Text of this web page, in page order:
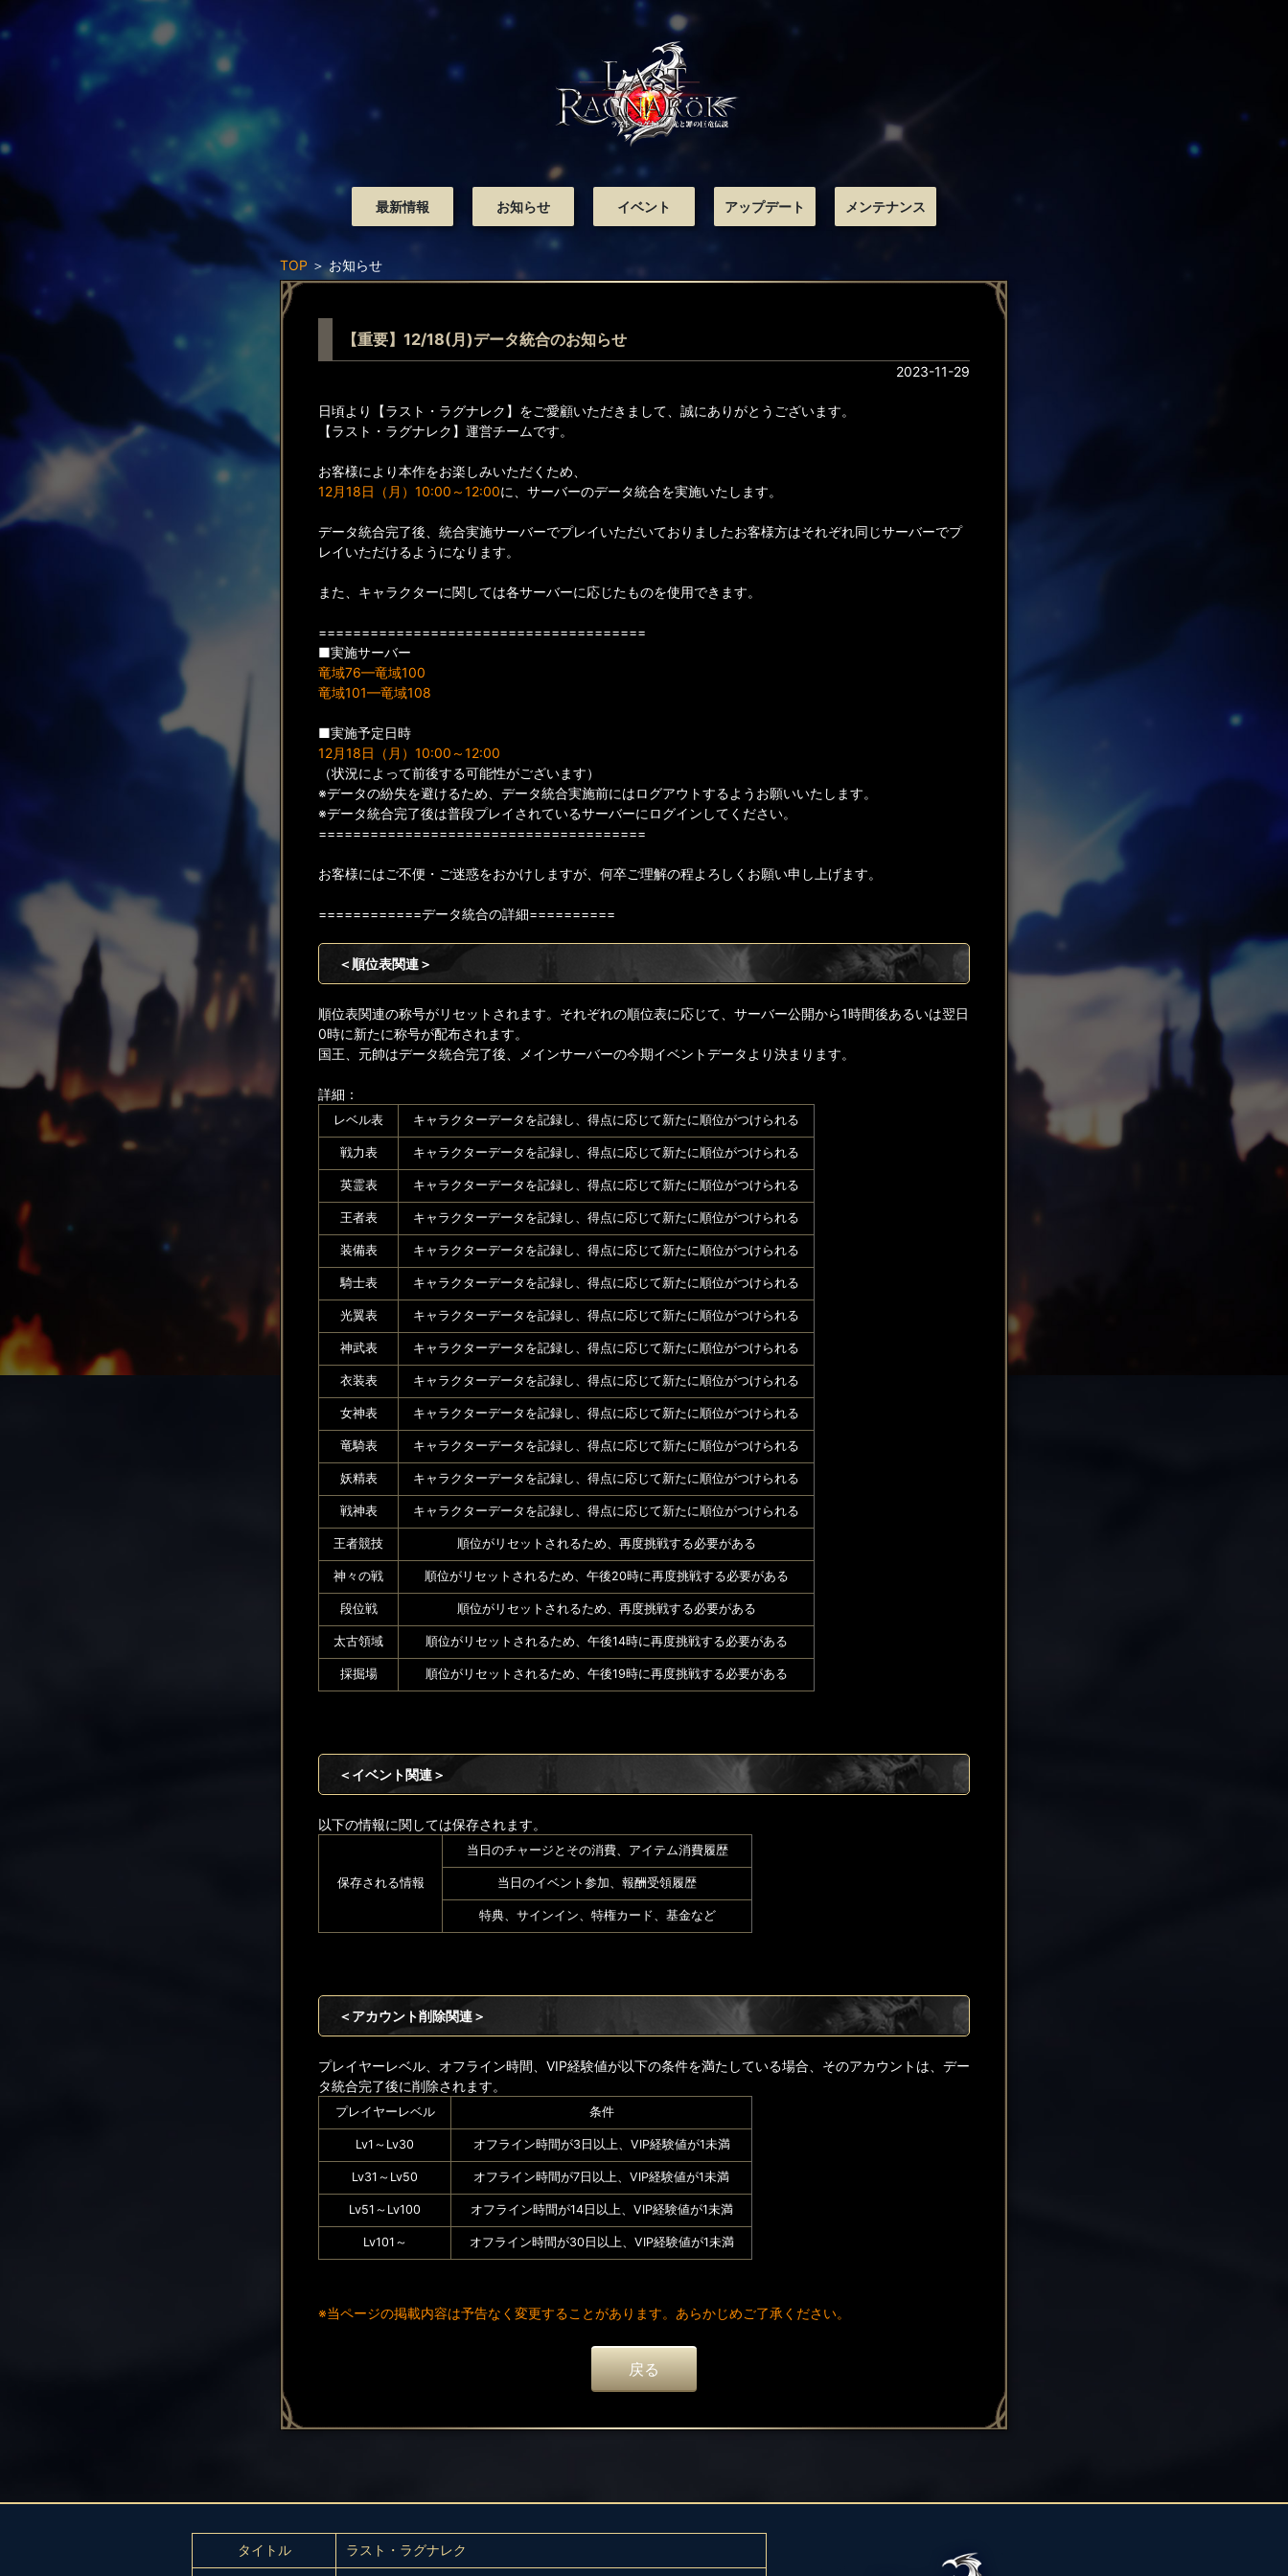
最新情報 お知らせ イベント アップデート メンテナンス
TOP ＞ お知らせ
【重要】12/18(月)データ統合のお知らせ
2023-11-29
日頃より【ラスト・ラグナレク】をご愛顧いただきまして、誠にありがとうございます。
【ラスト・ラグナレク】運営チームです。
お客様により本作をお楽しみいただくため、
12月18日（月）10:00～12:00に、サーバーのデータ統合を実施いたします。
データ統合完了後、統合実施サーバーでプレイいただいておりましたお客様方はそれぞれ同じサーバーでプ
レイいただけるようになります。
また、キャラクターに関しては各サーバーに応じたものを使用できます。
======================================
■実施サーバー
竜域76—竜域100
竜域101—竜域108
■実施予定日時
12月18日（月）10:00～12:00
（状況によって前後する可能性がございます）
※データの紛失を避けるため、データ統合実施前にはログアウトするようお願いいたします。
※データ統合完了後は普段プレイされているサーバーにログインしてください。
======================================
お客様にはご不便・ご迷惑をおかけしますが、何卒ご理解の程よろしくお願い申し上げます。
============データ統合の詳細==========
＜順位表関連＞
順位表関連の称号がリセットされます。それぞれの順位表に応じて、サーバー公開から1時間後あるいは翌日
0時に新たに称号が配布されます。
国王、元帥はデータ統合完了後、メインサーバーの今期イベントデータより決まります。
詳細：
レベル表 キャラクターデータを記録し、得点に応じて新たに順位がつけられる
戦力表 キャラクターデータを記録し、得点に応じて新たに順位がつけられる
英霊表 キャラクターデータを記録し、得点に応じて新たに順位がつけられる
王者表 キャラクターデータを記録し、得点に応じて新たに順位がつけられる
装備表 キャラクターデータを記録し、得点に応じて新たに順位がつけられる
騎士表 キャラクターデータを記録し、得点に応じて新たに順位がつけられる
光翼表 キャラクターデータを記録し、得点に応じて新たに順位がつけられる
神武表 キャラクターデータを記録し、得点に応じて新たに順位がつけられる
衣装表 キャラクターデータを記録し、得点に応じて新たに順位がつけられる
女神表 キャラクターデータを記録し、得点に応じて新たに順位がつけられる
竜騎表 キャラクターデータを記録し、得点に応じて新たに順位がつけられる
妖精表 キャラクターデータを記録し、得点に応じて新たに順位がつけられる
戦神表 キャラクターデータを記録し、得点に応じて新たに順位がつけられる
王者競技 順位がリセットされるため、再度挑戦する必要がある
神々の戦 順位がリセットされるため、午後20時に再度挑戦する必要がある
段位戦 順位がリセットされるため、再度挑戦する必要がある
太古領域 順位がリセットされるため、午後14時に再度挑戦する必要がある
採掘場 順位がリセットされるため、午後19時に再度挑戦する必要がある
＜イベント関連＞
以下の情報に関しては保存されます。
保存される情報
当日のチャージとその消費、アイテム消費履歴
当日のイベント参加、報酬受領履歴
特典、サインイン、特権カード、基金など
＜アカウント削除関連＞
プレイヤーレベル、オフライン時間、VIP経験値が以下の条件を満たしている場合、そのアカウントは、デー
タ統合完了後に削除されます。
プレイヤーレベル 条件
Lv1～Lv30 オフライン時間が3日以上、VIP経験値が1未満
Lv31～Lv50 オフライン時間が7日以上、VIP経験値が1未満
Lv51～Lv100 オフライン時間が14日以上、VIP経験値が1未満
Lv101～ オフライン時間が30日以上、VIP経験値が1未満
※当ページの掲載内容は予告なく変更することがあります。あらかじめご了承ください。
戻る
タイトル ラスト・ラグナレク